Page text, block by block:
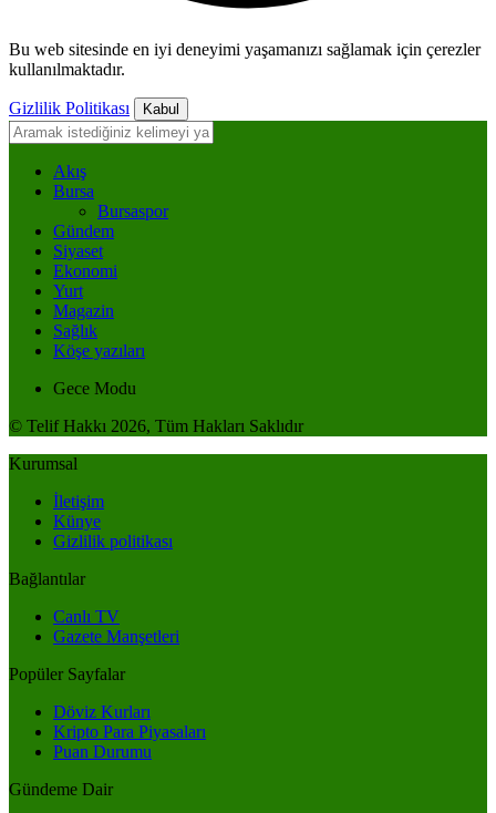
Bu web sitesinde en iyi deneyimi yaşamanızı sağlamak için çerezler
kullanılmaktadır.
Gizlilik Politikası Kabul
Akış
Bursa
Bursaspor
Gündem
Siyaset
Ekonomi
Yurt
Magazin
Sağlık
Köşe yazıları
Gece Modu
© Telif Hakkı 2026, Tüm Hakları Saklıdır
Kurumsal
İletişim
Künye
Gizlilik politikası
Bağlantılar
Canlı TV
Gazete Manşetleri
Popüler Sayfalar
Döviz Kurları
Kripto Para Piyasaları
Puan Durumu
Gündeme Dair